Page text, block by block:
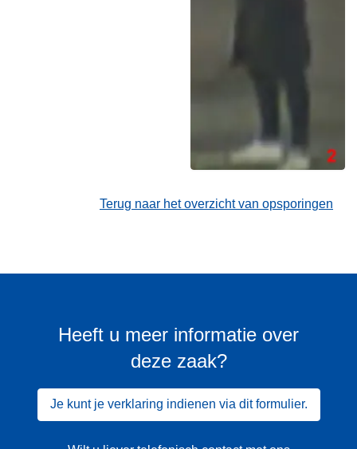
Terug naar het overzicht van opsporingen
Heeft u meer informatie over
deze zaak?
Je kunt je verklaring indienen via dit formulier.